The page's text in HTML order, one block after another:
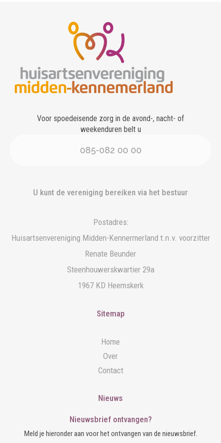
Voor spoedeisende zorg in de avond-, nacht- of
weekenduren belt u
085-082 00 00
U kunt de vereniging bereiken via het bestuur
Postadres:
Huisartsenvereniging Midden-Kennermerland t.n.v. voorzitter
Renate Beunder
Steenhouwerskwartier 29a
1967 KD Heemskerk
Sitemap
Home
Over
Contact
Nieuws
Nieuwsbrief ontvangen?
Meld je hieronder aan voor het ontvangen van de nieuwsbrief.